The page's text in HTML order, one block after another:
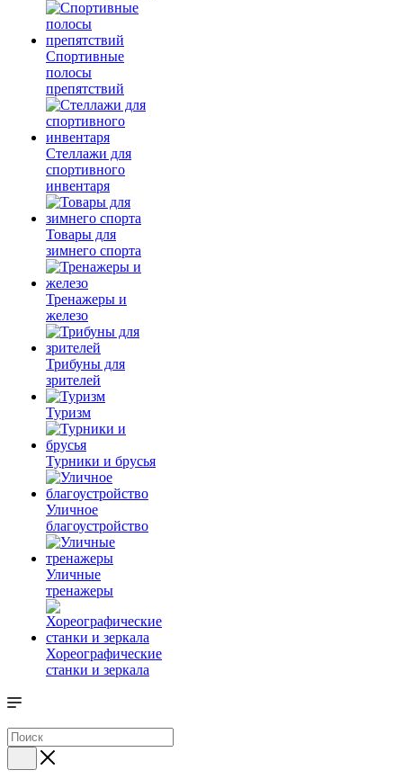
Спортивные
полосы
препятствий
Стеллажи для
спортивного
инвентаря
Товары для
зимнего спорта
Тренажеры и
железо
Трибуны для
зрителей
Туризм
Турники и брусья
Уличное
благоустройство
Уличные
тренажеры
Хореографические
станки и зеркала